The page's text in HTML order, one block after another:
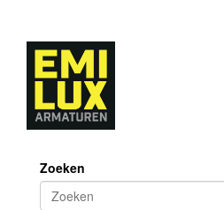
content
Zoeken